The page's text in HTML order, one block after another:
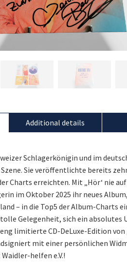
Schlagerkönigin und im
Sie veröffentlichte bereits
Charts erreichten. Mit „Hör‘ nie
im Oktober 2025 ihr neues
– in die Top5 der Album-Charts
Gelegenheit, sich ein absolutes
limitierte CD-DeLuxe-Edition von
mit einer persönlichen
helfen e.V.!
Additional details